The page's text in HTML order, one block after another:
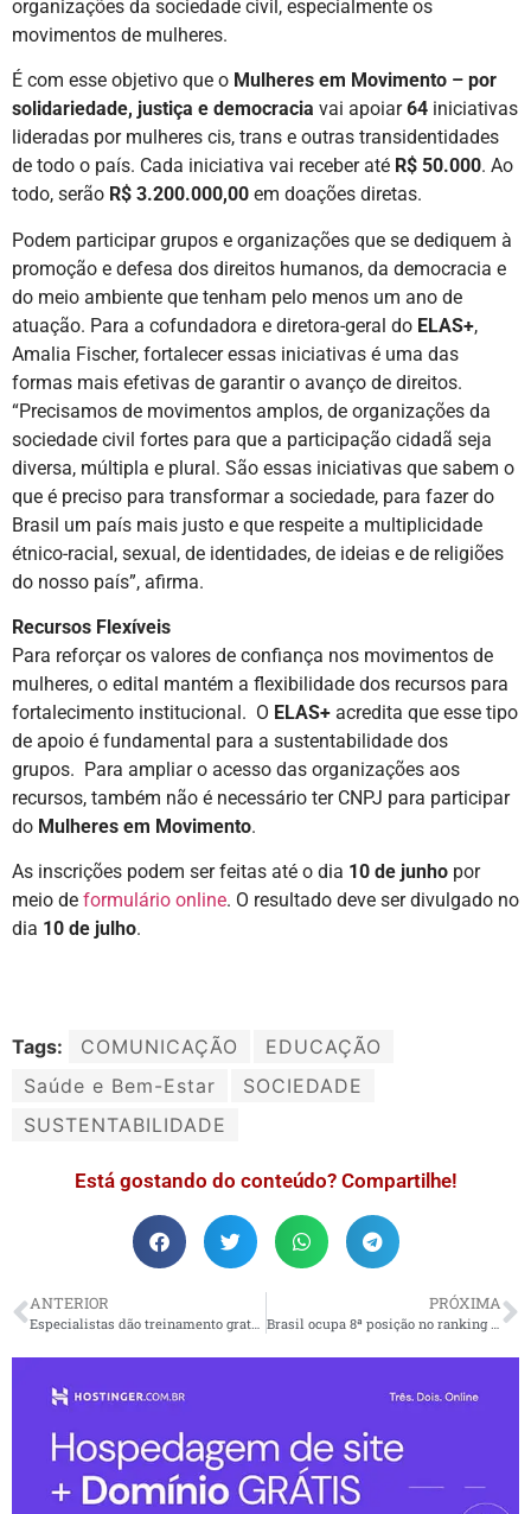
organizações da sociedade civil, especialmente os
movimentos de mulheres.
É com esse objetivo que o Mulheres em Movimento – por
solidariedade, justiça e democracia vai apoiar64 iniciativas
lideradas por mulheres cis, trans e outras transidentidades
de todo o país. Cada iniciativa vai receber até R$ 50.000. Ao
todo, serão R$ 3.200.000,00 em doações diretas.
Podem participar grupos e organizações que se dediquem à
promoção e defesa dos direitos humanos, da democracia e
do meio ambiente que tenham pelo menos um ano de
atuação. Para a cofundadora e diretora-geral do ELAS+,
Amalia Fischer, fortalecer essas iniciativas é uma das
formas mais efetivas de garantir o avanço de direitos.
“Precisamos de movimentos amplos, de organizações da
sociedade civil fortes para que a participação cidadã seja
diversa, múltipla e plural. São essas iniciativas que sabem o
que é preciso para transformar a sociedade, para fazer do
Brasil um país mais justo e que respeite a multiplicidade
étnico-racial, sexual, de identidades, de ideias e de religiões
do nosso país”, afirma.
Recursos Flexíveis
Para reforçar os valores de confiança nos movimentos de
mulheres, o edital mantém a flexibilidade dos recursos para
fortalecimento institucional. O ELAS+ acredita que esse tipo
de apoio é fundamental para a sustentabilidade dos
grupos. Para ampliar o acesso das organizações aos
recursos, também não é necessário ter CNPJ para participar
do Mulheres em Movimento.
As inscrições podem ser feitas até o dia 10 de junho por
meio de formulário online. O resultado deve ser divulgado no
dia 10 de julho.
Tags: COMUNICAÇÃO
EDUCAÇÃO
Saúde e Bem-Estar
SOCIEDADE
SUSTENTABILIDADE
Está gostando do conteúdo? Compartilhe!
ANTERIOR
Especialistas dão treinamento gratuito sobre gestão de fábricas
PRÓXIMA
Brasil ocupa 8ª posição no ranking dos 10 países que mais geram energia solar